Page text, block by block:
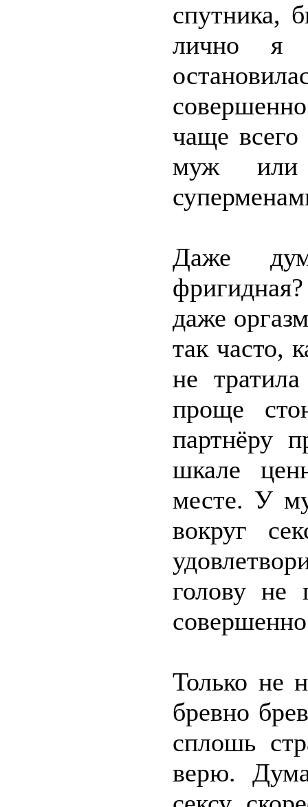
спутника,
лично я
чаще
муж или
Даже
даже
так часто,
не
проще
партнёру
шкале
месте. У
вокруг
голову не
Только не
бревно
сплошь
верю.